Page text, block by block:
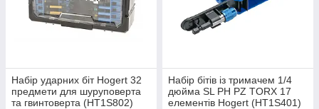
Набір ударних біт Hogert 32
предмети для шуруповерта
та гвинтоверта (HT1S802)
Набір бітів із тримачем 1/4
дюйма SL PH PZ TORX 17
елементів Hogert (HT1S401)